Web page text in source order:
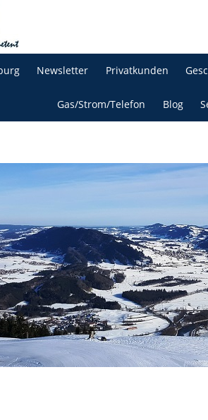
Newsletter Privatkunden
Gas/Strom/Telefon Blog